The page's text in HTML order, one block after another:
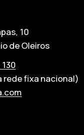
10
de Oleiros
rede fixa nacional)